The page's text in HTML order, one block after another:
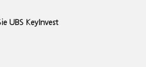
UBS KeyInvest